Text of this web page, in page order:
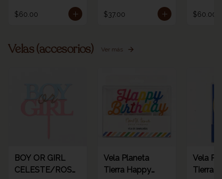
$60.00 $37.00 $60.00
Velas (accesorios) Ver más
BOY OR GIRL
CELESTE/ROSA
Vela Planeta
Tierra Happy
Vela
Tierra